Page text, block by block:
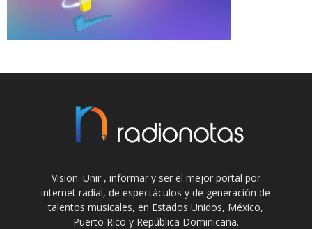
Vision: Unir , informar y ser el mejor portal por
internet radial, de espectáculos y de generación de
talentos musicales, en Estados Unidos, México,
Puerto Rico y República Dominicana.